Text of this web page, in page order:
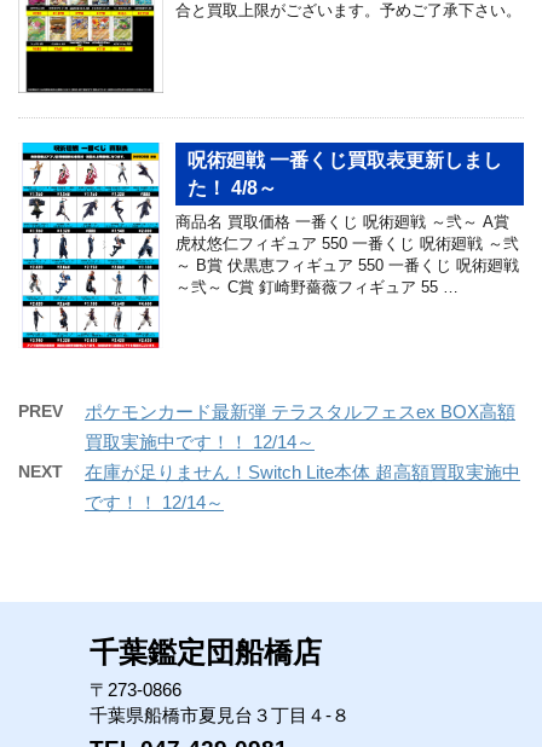
合と買取上限がございます。予めご了承下さい。
呪術廻戦 一番くじ買取表更新しまし
た！ 4/8～
商品名 買取価格 一番くじ 呪術廻戦 ～弐～ A賞
虎杖悠仁フィギュア 550 一番くじ 呪術廻戦 ～弐
～ B賞 伏黒恵フィギュア 550 一番くじ 呪術廻戦
～弐～ C賞 釘崎野薔薇フィギュア 55 …
PREV
ポケモンカード最新弾 テラスタルフェスex BOX高額
買取実施中です！！ 12/14～
NEXT
在庫が足りません！Switch Lite本体 超高額買取実施中
です！！ 12/14～
千葉鑑定団船橋店
〒273-0866
千葉県船橋市夏見台３丁目４-８